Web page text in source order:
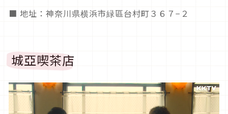
■ 地址：神奈川県横浜市緑區台村町３６７−２
城亞喫茶店